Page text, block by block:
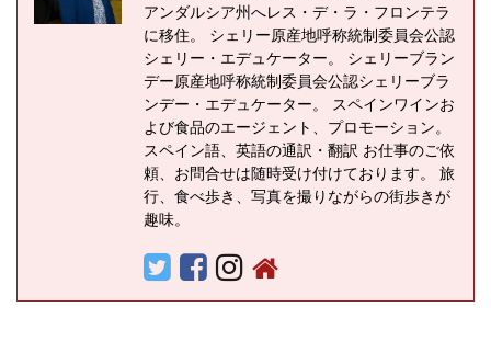
アンダルシア州へレス・デ・ラ・フロンテラ
に移住。 シェリー原産地呼称統制委員会公認
シェリー・エデュケーター。 シェリーブラン
デー原産地呼称統制委員会公認シェリーブラ
ンデー・エデュケーター。 スペインワインお
よび食品のエージェント、プロモーション。
スペイン語、英語の通訳・翻訳 お仕事のご依
頼、お問合せは随時受け付けております。 旅
行、食べ歩き、写真を撮りながらの街歩きが
趣味。